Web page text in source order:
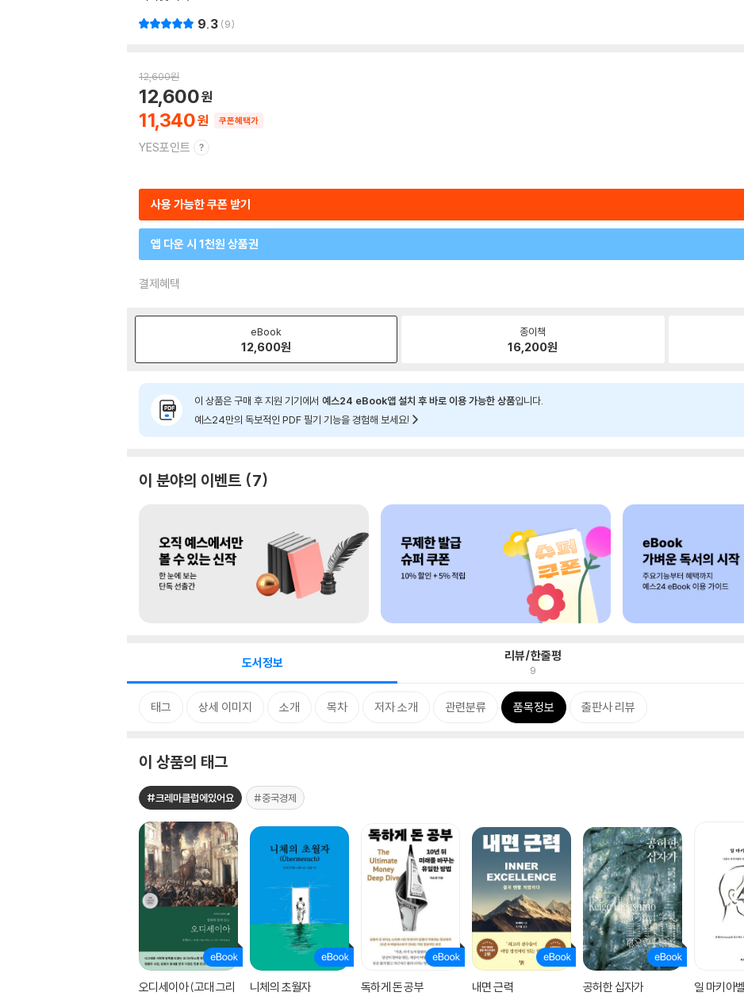
9.3 9
12,600원
11,340
12,600
쿠폰혜택가
YES포인트
사용 가능한 쿠폰 받기
앱 다운 시 1천원 상품권
결제혜택
eBook
12,600원
종이책
16,200원
이 상품은 구매 후 지원 기기에서 예스24 eBook앱 설치 후 바로 이용 가능한 상품입니다.
예스24만의 독보적인 PDF 필기 기능을 경험해 보세요!
이 분야의 이벤트 7
도서정보 리뷰/한줄평
9
태그 상세 이미지 소개 목차 저자 소개 관련분류 품목정보 출판사 리뷰
이 상품의 태그
#크레마클럽에있어요 #중국경제
오디세이아 (고대 그리
니체의 초월자 독하게 돈 공부 내면 근력 공허한 십자가 일 마키아